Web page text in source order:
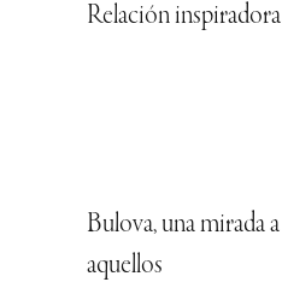
Relación inspiradora
Bulova, una mirada a
aquellos